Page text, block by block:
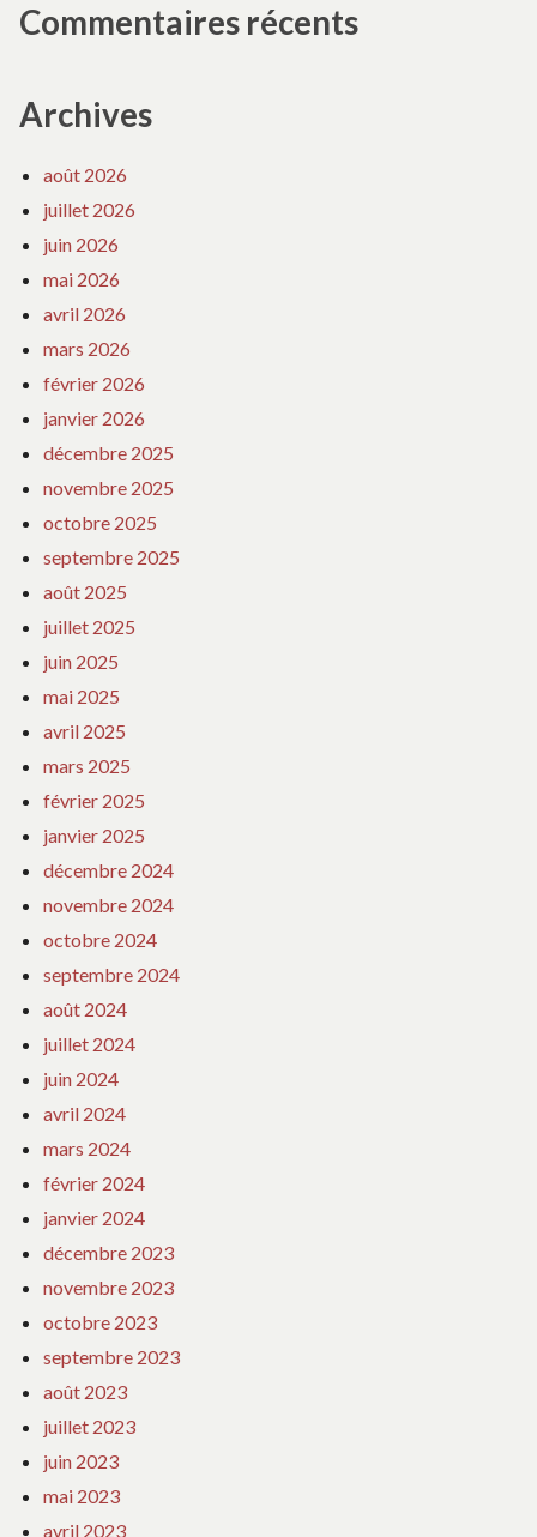
Commentaires récents
Archives
août 2026
juillet 2026
juin 2026
mai 2026
avril 2026
mars 2026
février 2026
janvier 2026
décembre 2025
novembre 2025
octobre 2025
septembre 2025
août 2025
juillet 2025
juin 2025
mai 2025
avril 2025
mars 2025
février 2025
janvier 2025
décembre 2024
novembre 2024
octobre 2024
septembre 2024
août 2024
juillet 2024
juin 2024
avril 2024
mars 2024
février 2024
janvier 2024
décembre 2023
novembre 2023
octobre 2023
septembre 2023
août 2023
juillet 2023
juin 2023
mai 2023
avril 2023